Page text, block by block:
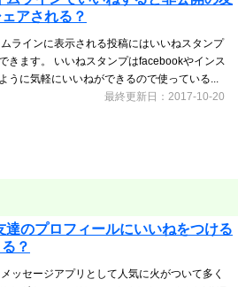
アされる？
ラインに表示される投稿にはいいねスタンプ
きます。 いいねスタンプはfacebookやインス
うに気軽にいいねができるので使っている...
最終更新日：2017-10-20
達のプロフィールにいいねをつける
？
ッセージアプリとして人気に火がついて多く